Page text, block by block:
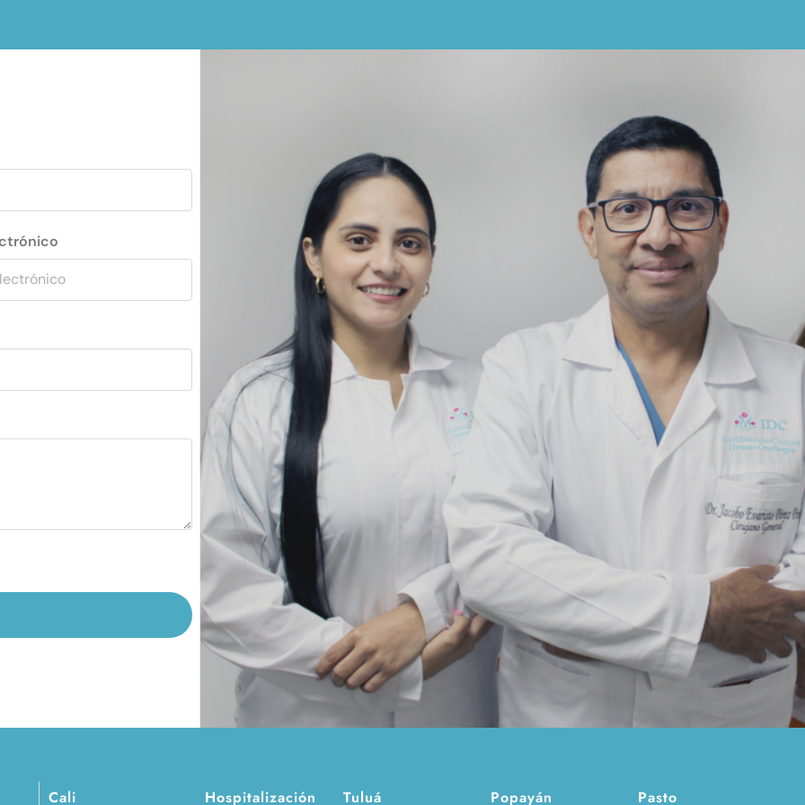
Cali Hospitalización Tuluá Popayán Pasto